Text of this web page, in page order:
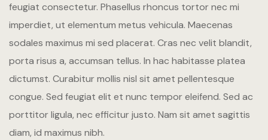
feugiat consectetur. Phasellus rhoncus tortor nec mi
imperdiet, ut elementum metus vehicula. Maecenas
sodales maximus mi sed placerat. Cras nec velit blandit,
porta risus a, accumsan tellus. In hac habitasse platea
dictumst. Curabitur mollis nisl sit amet pellentesque
congue. Sed feugiat elit et nunc tempor eleifend. Sed ac
porttitor ligula, nec efficitur justo. Nam sit amet sagittis
diam, id maximus nibh.
GALLERY
LANG